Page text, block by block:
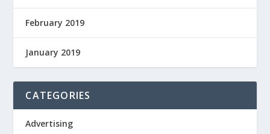
February 2019
January 2019
CATEGORIES
Advertising